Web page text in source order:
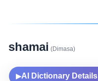
shamai (Dimasa)
▶AI Dictionary Details